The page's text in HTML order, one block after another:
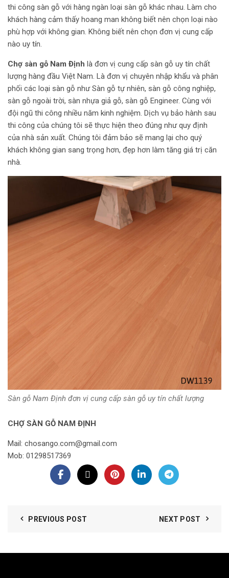
thi công sàn gỗ với hàng ngàn loại sàn gỗ khác nhau. Làm cho
khách hàng cảm thấy hoang man không biết nên chọn loại nào
phù hợp với không gian. Không biết nên chọn đơn vị cung cấp
nào uy tín.
Chợ sàn gỗ Nam Định là đơn vị cung cấp sàn gỗ uy tín chất
lượng hàng đầu Việt Nam. Là đơn vị chuyên nhập khẩu và phân
phối các loại sàn gỗ nhưSàn gỗ tự nhiên, sàn gỗ công nghiệp,
sàn gỗ ngoài trời, sàn nhựa giả gỗ, sàn gỗ Engineer. Cùng với
đội ngũ thi công nhiều năm kinh nghiệm. Dịch vụ bảo hành sau
thi công của chúng tôi sẽ thực hiện theo đúng như quy định
của nhà sản xuất. Chúng tôi đảm bảo sẽ mang lại cho quý
khách không gian sang trọng hơn, đẹp hơn làm tăng giá trị căn
nhà.
Sàn gỗ Nam Định đơn vị cung cấp sàn gỗ uy tín chất lượng
CHỢ SÀN GỖ NAM ĐỊNH
Mail: chosango.com@gmail.com
Mob: 01298517369
PREVIOUS POST NEXT POST